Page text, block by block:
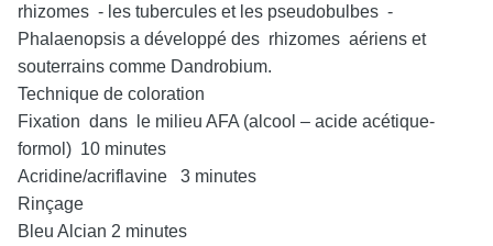
rhizomes - les tubercules et les pseudobulbes -
Phalaenopsis a développé des rhizomes aériens et
souterrains comme Dandrobium.
Technique de coloration
Fixation dans le milieu AFA (alcool – acide acétique-
formol) 10 minutes
Acridine/acriflavine 3 minutes
Rinçage
Bleu Alcian 2 minutes